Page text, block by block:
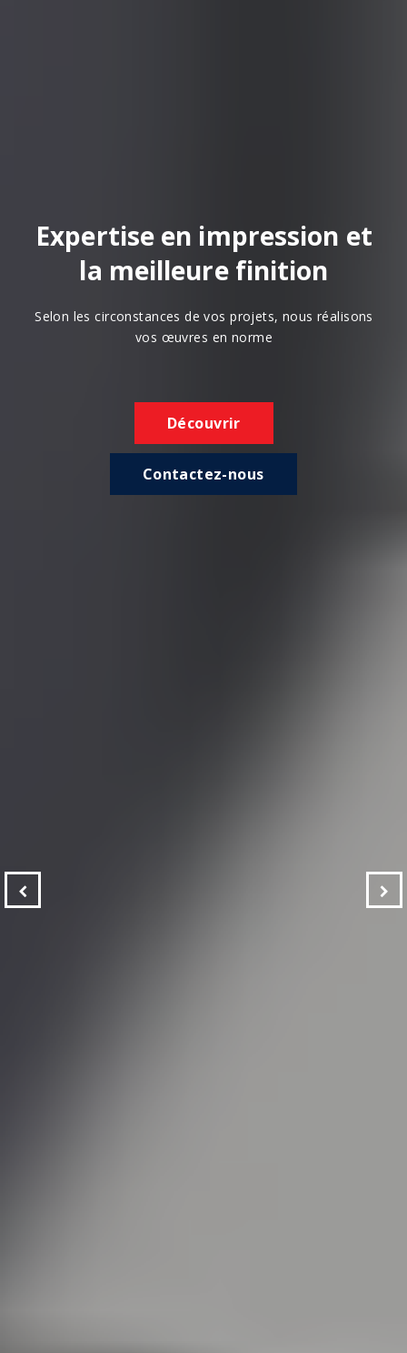
Expertise en impression et
la meilleure finition
Selon les circonstances de vos projets, nous réalisons
vos œuvres en norme
Découvrir
Contactez-nous